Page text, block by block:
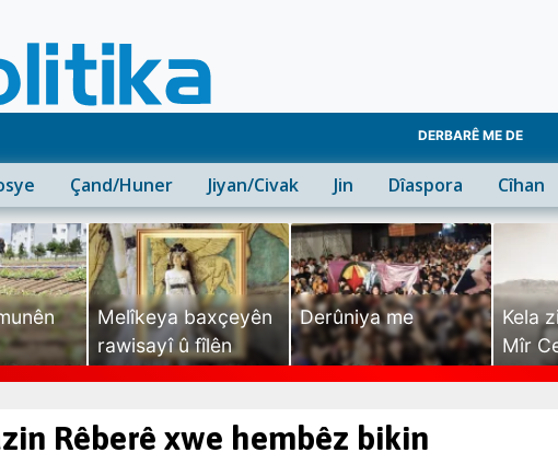
DERBARÊ ME DE
Çand/Huner Jiyan/Civak Jin Dîaspora Cîhan
Melîkeya baxçeyên
rawisayî û fîlên
Derûniya me
Kela
Mîr
Rêberê xwe hembêz bikin